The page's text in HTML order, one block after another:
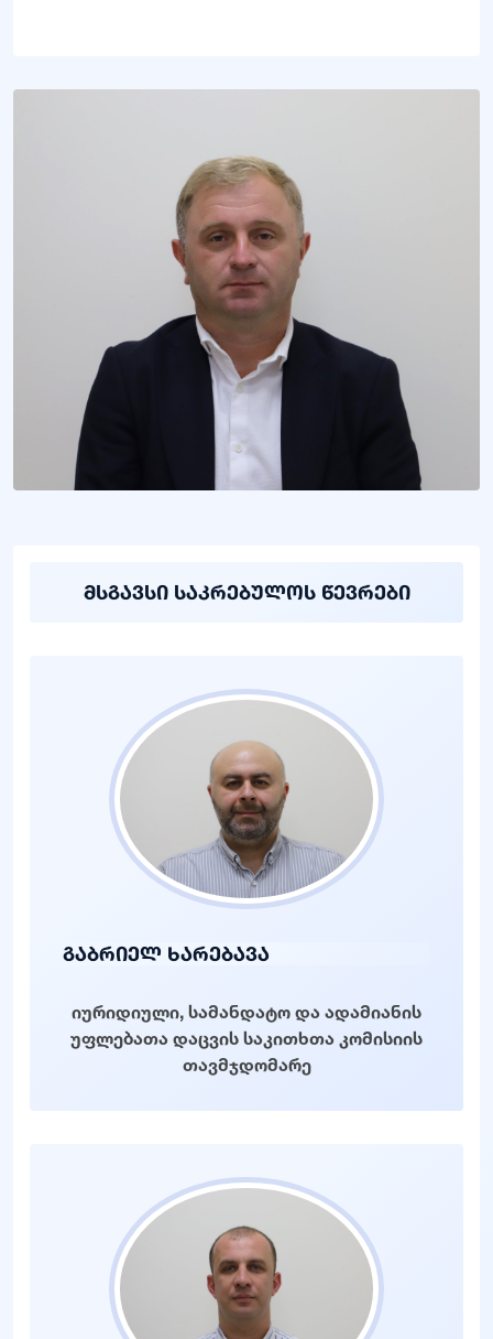
მსგავსი საკრებულოს წევრები
გაბრიელ ხარებავა
იურიდიული, სამანდატო და ადამიანის
უფლებათა დაცვის საკითხთა კომისიის
თავმჯდომარე